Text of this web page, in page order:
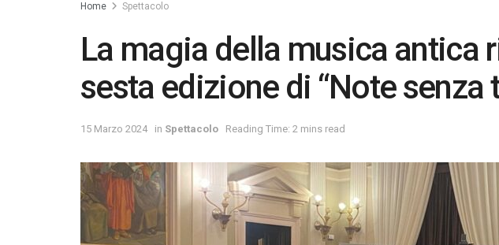
Home Spettacolo
La magia della musica antica
sesta edizione di “Note senza
15 Marzo 2024 in Spettacolo Reading Time: 2 mins read